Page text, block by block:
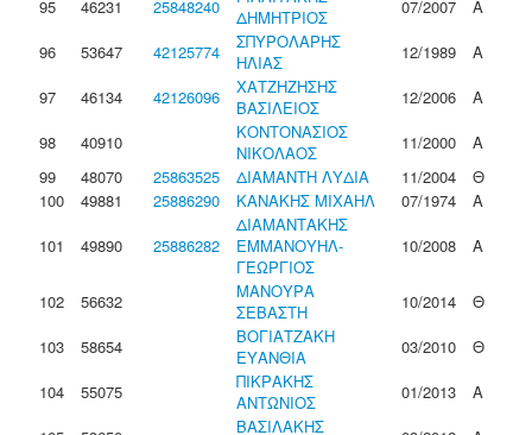
95
46231 25848240
ΔΗΜΗΤΡΙΟΣ
07/2007
Α
96
53647 42125774
ΣΠΥΡΟΛΑΡΗΣ
ΗΛΙΑΣ
12/1989
Α
97
46134 42126096
ΧΑΤΖΗΖΗΣΗΣ
ΒΑΣΙΛΕΙΟΣ
12/2006
Α
98
40910
ΚΟΝΤΟΝΑΣΙΟΣ
ΝΙΚΟΛΑΟΣ
11/2000
Α
99
48070 25863525 ΔΙΑΜΑΝΤΗ ΛΥΔΙΑ 11/2004
Θ
100
49881 25886290 ΚΑΝΑΚΗΣ ΜΙΧΑΗΛ 07/1974
Α
101
49890 25886282
ΔΙΑΜΑΝΤΑΚΗΣ
ΕΜΜΑΝΟΥΗΛ-
ΓΕΩΡΓΙΟΣ
10/2008 Α
102 56632
ΜΑΝΟΥΡΑ
ΣΕΒΑΣΤΗ
10/2014
Θ
103
58654
ΒΟΓΙΑΤΖΑΚΗ
ΕΥΑΝΘΙΑ
03/2010
Θ
104
55075
ΠΙΚΡΑΚΗΣ
ΑΝΤΩΝΙΟΣ
01/2013
Α
ΒΑΣΙΛΑΚΗΣ